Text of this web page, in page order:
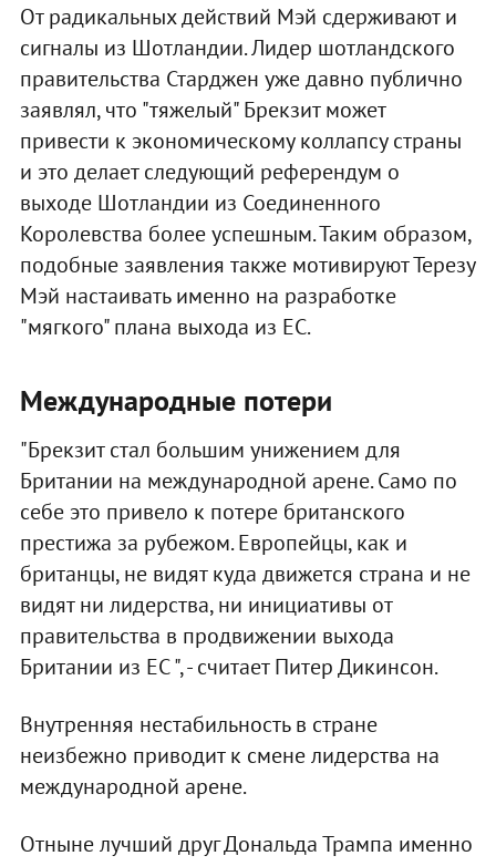
От радикальных действий Мэй сдерживают и
сигналы из Шотландии. Лидер шотландского
правительства Старджен уже давно публично
заявлял, что "тяжелый" Брекзит может
привести к экономическому коллапсу страны
и это делает следующий референдум о
выходе Шотландии из Соединенного
Королевства более успешным. Таким образом,
подобные заявления также мотивируют Терезу
Мэй настаивать именно на разработке
"мягкого" плана выхода из ЕС.
Международные потери
"Брекзит стал большим унижением для
Британии на международной арене. Само по
себе это привело к потере британского
престижа за рубежом. Европейцы, как и
британцы, не видят куда движется страна и не
видят ни лидерства, ни инициативы от
правительства в продвижении выхода
Британии из ЕС ", - считает Питер Дикинсон.
Внутренняя нестабильность в стране
неизбежно приводит к смене лидерства на
международной арене.
Отныне лучший друг Дональда Трампа именно